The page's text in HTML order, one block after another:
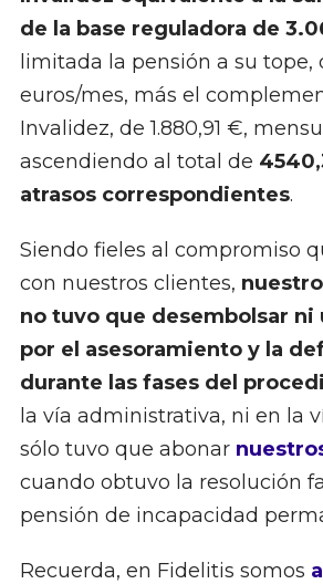
de la base reguladora de
limitada la pensión a su tope,
euros/mes, más el
Invalidez, de 1.880,91 €,
ascendiendo al total de
atrasos correspondientes.
Siendo fieles al compromiso
con nuestros clientes,
no tuvo que desembolsar ni
por el asesoramiento y la
durante las fases del
la vía administrativa, ni en la
sólo tuvo que abonar
cuando obtuvo la resolución
pensión de incapacidad
Recuerda, en Fidelitis somos